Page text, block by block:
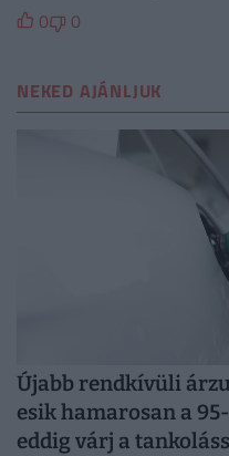
0 0
NEKED AJÁNLJUK
Újabb rendkívüli
esik hamarosan a
eddig várj a